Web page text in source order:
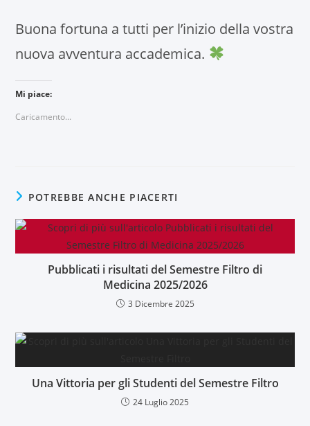
Buona fortuna a tutti per l’inizio della vostra
nuova avventura accademica.
Mi piace:
Caricamento...
POTREBBE ANCHE PIACERTI
Pubblicati i risultati del Semestre Filtro di
Medicina 2025/2026
3 Dicembre 2025
Una Vittoria per gli Studenti del Semestre Filtro
24 Luglio 2025